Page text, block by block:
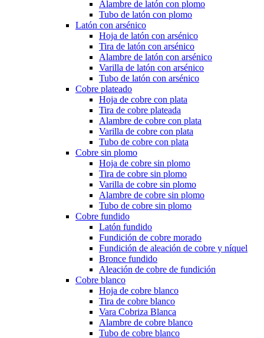
Alambre de latón con plomo
Tubo de latón con plomo
Latón con arsénico
Hoja de latón con arsénico
Tira de latón con arsénico
Alambre de latón con arsénico
Varilla de latón con arsénico
Tubo de latón con arsénico
Cobre plateado
Hoja de cobre con plata
Tira de cobre plateada
Alambre de cobre con plata
Varilla de cobre con plata
Tubo de cobre con plata
Cobre sin plomo
Hoja de cobre sin plomo
Tira de cobre sin plomo
Varilla de cobre sin plomo
Alambre de cobre sin plomo
Tubo de cobre sin plomo
Cobre fundido
Latón fundido
Fundición de cobre morado
Fundición de aleación de cobre y níquel
Bronce fundido
Aleación de cobre de fundición
Cobre blanco
Hoja de cobre blanco
Tira de cobre blanco
Vara Cobriza Blanca
Alambre de cobre blanco
Tubo de cobre blanco